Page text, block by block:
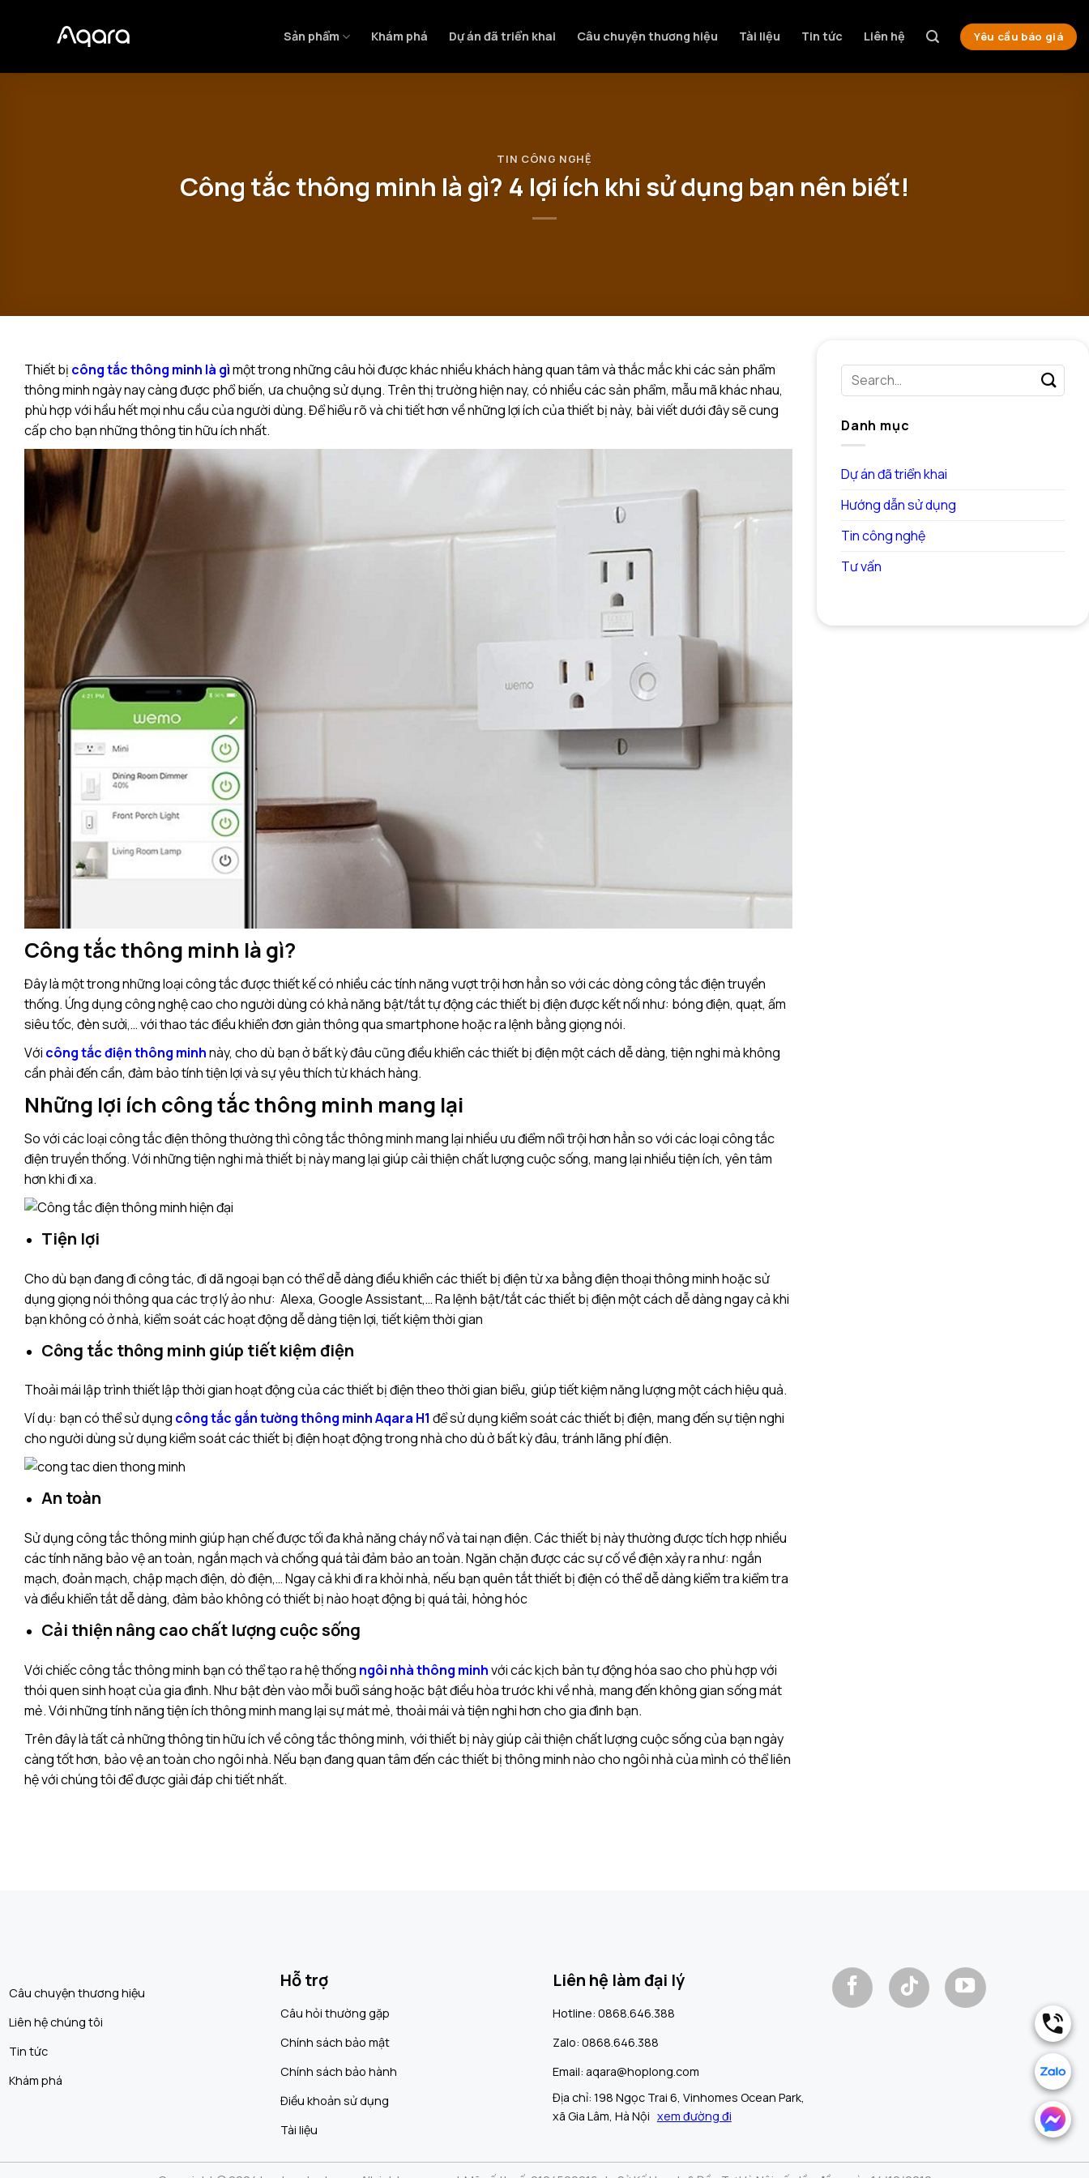
dung
Sản phẩm Khám phá Dự án đã triển khai Câu chuyện thương hiệu Tài liệu Tin tức Liên hệ Yêu cầu báo giá
TIN CÔNG NGHỆ
Công tắc thông minh là gì? 4 lợi ích khi sử dụng bạn nên biết!
Thiết bị công tắc thông minh là gìmột trong những câu hỏi được khác nhiều khách hàng quan tâm và thắc mắc khi các sản phẩm
thông minh ngày nay càng được phổ biến, ưa chuộng sử dụng. Trên thị trường hiện nay, có nhiều các sản phẩm, mẫu mã khác nhau,
phù hợp với hầu hết mọi nhu cầu của người dùng. Để hiểu rõ và chi tiết hơn về những lợi ích của thiết bị này, bài viết dưới đây sẽ cung
cấp cho bạn những thông tin hữu ích nhất.
Công tắc thông minh là gì?
Đây là một trong những loại công tắc được thiết kế có nhiều các tính năng vượt trội hơn hẳn so với các dòng công tắc điện truyền
thống. Ứng dụng công nghệ cao cho người dùng có khả năng bật/tắt tự động các thiết bị điện được kết nối như: bóng điện, quạt, ấm
siêu tốc, đèn sưởi,… với thao tác điều khiển đơn giản thông qua smartphone hoặc ra lệnh bằng giọng nói.
Với công tắc điện thông minhnày, cho dù bạn ở bất kỳ đâu cũng điều khiển các thiết bị điện một cách dễ dàng, tiện nghi mà không
cần phải đến cần, đảm bảo tính tiện lợi và sự yêu thích từ khách hàng.
Những lợi ích công tắc thông minh mang lại
So với các loại công tắc điện thông thường thì công tắc thông minh mang lại nhiều ưu điểm nổi trội hơn hẳn so với các loại công tắc
điện truyền thống. Với những tiện nghi mà thiết bị này mang lại giúp cải thiện chất lượng cuộc sống, mang lại nhiều tiện ích, yên tâm
hơn khi đi xa.
Tiện lợi
Cho dù bạn đang đi công tác, đi dã ngoại bạn có thể dễ dàng điều khiển các thiết bị điện từ xa bằng điện thoại thông minh hoặc sử
dụng giọng nói thông qua các trợ lý ảo như: Alexa, Google Assistant,… Ra lệnh bật/tắt các thiết bị điện một cách dễ dàng ngay cả khi
bạn không có ở nhà, kiểm soát các hoạt động dễ dàng tiện lợi, tiết kiệm thời gian
Công tắc thông minh giúp tiết kiệm điện
Thoải mái lập trình thiết lập thời gian hoạt động của các thiết bị điện theo thời gian biểu, giúp tiết kiệm năng lượng một cách hiệu quả.
Ví dụ: bạn có thể sử dụng công tắc gắn tường thông minh Aqara H1 để sử dụng kiểm soát các thiết bị điện, mang đến sự tiện nghi
cho người dùng sử dụng kiểm soát các thiết bị điện hoạt động trong nhà cho dù ở bất kỳ đâu, tránh lãng phí điện.
An toàn
Sử dụngcông tắc thông minhgiúp hạn chế được tối đa khả năng cháy nổ và tai nạn điện. Các thiết bị này thường được tích hợp nhiều
các tính năng bảo vệ an toàn, ngắn mạch và chống quá tải đảm bảo an toàn. Ngăn chặn được các sự cố về điện xảy ra như: ngắn
mạch, đoản mạch, chập mạch điện, dò điện,… Ngay cả khi đi ra khỏi nhà, nếu bạn quên tắt thiết bị điện có thể dễ dàng kiểm tra kiểm tra
và điều khiển tắt dễ dàng, đảm bảo không có thiết bị nào hoạt động bị quá tải, hỏng hóc
Cải thiện nâng cao chất lượng cuộc sống
Với chiếc công tắc thông minh bạn có thể tạo ra hệ thống ngôi nhà thông minhvới các kịch bản tự động hóa sao cho phù hợp với
thói quen sinh hoạt của gia đình. Như bật đèn vào mỗi buổi sáng hoặc bật điều hòa trước khi về nhà, mang đến không gian sống mát
mẻ. Với những tính năng tiện ích thông minh mang lại sự mát mẻ, thoải mái và tiện nghi hơn cho gia đình bạn.
Trên đây là tất cả những thông tin hữu ích về công tắc thông minh, với thiết bị này giúp cải thiện chất lượng cuộc sống của bạn ngày
càng tốt hơn, bảo vệ an toàn cho ngôi nhà. Nếu bạn đang quan tâm đến các thiết bị thông minh nào cho ngôi nhà của mình có thể liên
hệ với chúng tôi để được giải đáp chi tiết nhất.
Danh mục
Dự án đã triển khai
Hướng dẫn sử dụng
Tin công nghệ
Tư vấn
Câu chuyện thương hiệu
Liên hệ chúng tôi
Tin tức
Khám phá
Hỗ trợ
Câu hỏi thường gặp
Chính sách bảo mật
Chính sách bảo hành
Điều khoản sử dụng
Tài liệu
Liên hệ làm đại lý
Hotline: 0868.646.388
Zalo: 0868.646.388
Email: aqara@hoplong.com
Địa chỉ: 198 Ngọc Trai 6, Vinhomes Ocean Park,
xã Gia Lâm, Hà Nội xem đường đi
.
.
.